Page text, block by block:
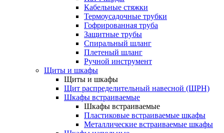
Кабельные стяжки
Термоусадочные трубки
Гофрированная труба
Защитные трубы
Спиральный шланг
Плетеный шланг
Ручной инструмент
Щиты и шкафы
Щиты и шкафы
Щит распределительный навесной (ЩРН)
Шкафы встраиваемые
Шкафы встраиваемые
Пластиковые встраиваемые шкафы
Металлические встраиваемые шкафы